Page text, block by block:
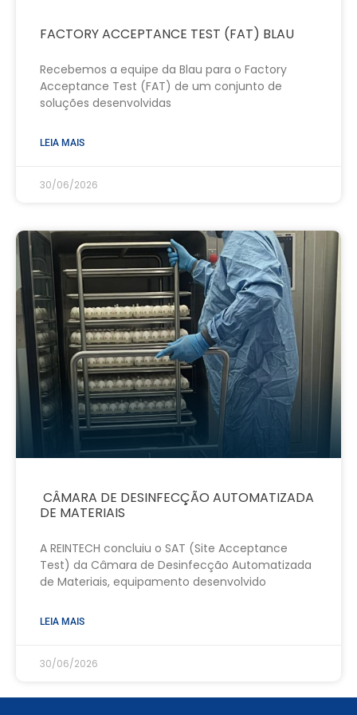
FACTORY ACCEPTANCE TEST (FAT) BLAU
Recebemos a equipe da Blau para o Factory
Acceptance Test (FAT) de um conjunto de
soluções desenvolvidas
LEIA MAIS
30/06/2026
CÂMARA DE DESINFECÇÃO AUTOMATIZADA
DE MATERIAIS
A REINTECH concluiu o SAT (Site Acceptance
Test) da Câmara de Desinfecção Automatizada
de Materiais, equipamento desenvolvido
LEIA MAIS
30/06/2026